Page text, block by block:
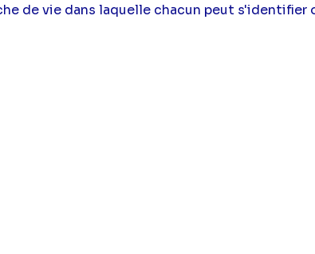
de vie dans laquelle chacun peut s'identifier